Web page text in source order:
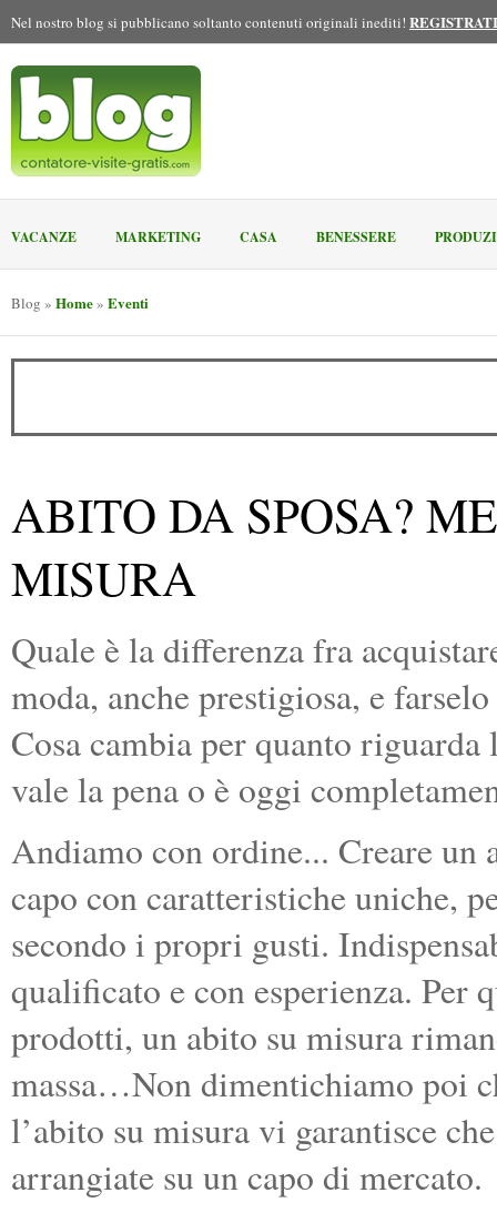
Nel nostro blog si pubblicano soltanto contenuti originali inediti!
VACANZE MARKETING CASA BENESSERE
Blog » Home» Eventi
ABITO DA SPOSA?
MISURA
Quale è la differenza fra
moda, anche prestigiosa, e
Cosa cambia per quanto
vale la pena o è oggi
Andiamo con ordine... Creare un
capo con caratteristiche uniche,
secondo i propri gusti.
qualificato e con esperienza. Per
prodotti, un abito su misura
massa…Non dimentichiamo poi
l’abito su misura vi garantisce
arrangiate su un capo di mercato.